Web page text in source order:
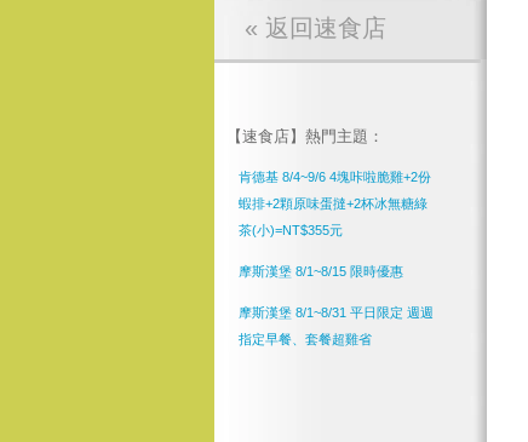
« 返回速食店
【速食店】熱門主題：
肯德基 8/4~9/6 4塊咔啦脆雞+2份
蝦排+2顆原味蛋撻+2杯冰無糖綠
茶(小)=NT$355元
摩斯漢堡 8/1~8/15 限時優惠
摩斯漢堡 8/1~8/31 平日限定 週週
指定早餐、套餐超雞省